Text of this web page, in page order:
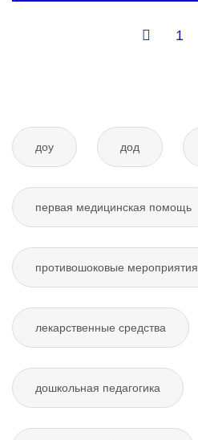
1
доу дод
первая медицинская помощь
противошоковые мероприятия
лекарственные средства
дошкольная педагогика